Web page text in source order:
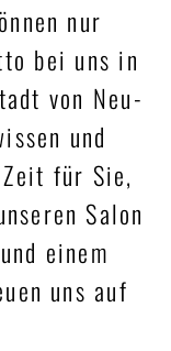
nur
bei uns in
von Neu-
und
für Sie,
Salon
einem
uns auf